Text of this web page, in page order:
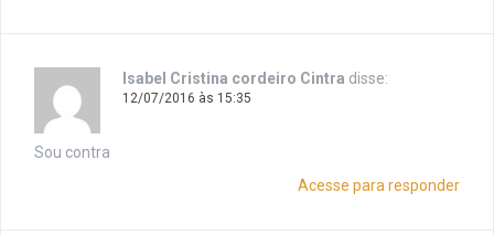
Isabel Cristina cordeiro Cintra disse:
12/07/2016 às 15:35
Sou contra
Acesse para responder